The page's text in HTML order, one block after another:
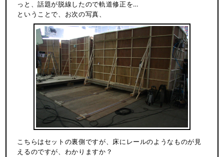
っと、話題が脱線したので軌道修正を…
ということで、お次の写真、
こちらはセットの裏側ですが、床にレールのようなものが見
えるのですが、わかりますか？